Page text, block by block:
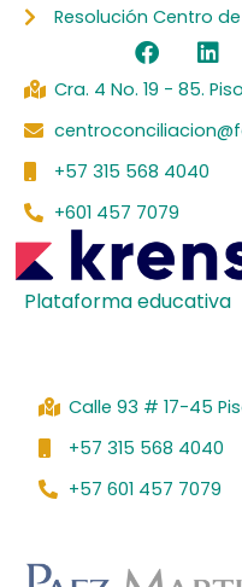
Resolución Centro de
F
a
c
e
b
o
o
k
L
i
n
e
d
i
Cra. 4 No. 19 - 85.
+57 315 568 4040
+601 457 7079
Plataforma educativa
Calle 93 # 17-45
+57 315 568 4040
+57 601 457 7079